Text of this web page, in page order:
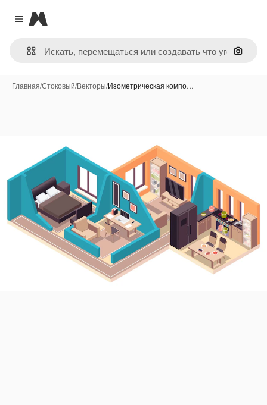
Close menu
Magnific
Поиск
Главная/Стоковый/Векторы/Изометрическая компо…